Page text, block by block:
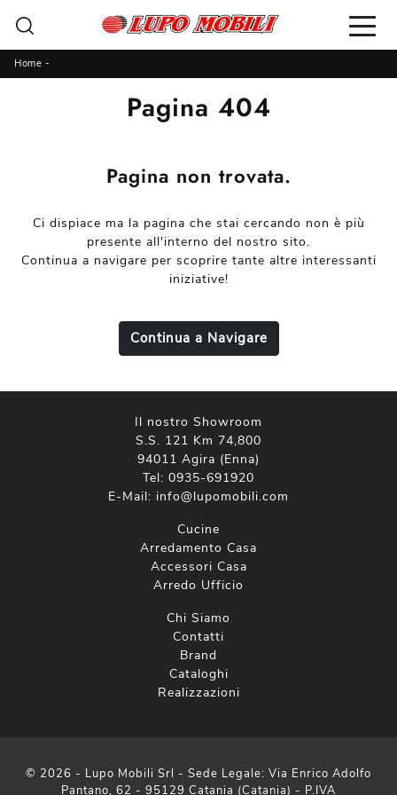
Home -
Pagina 404
Pagina non trovata.
Ci dispiace ma la pagina che stai cercando non è più
presente all'interno del nostro sito.
Continua a navigare per scoprire tante altre interessanti
iniziative!
Continua a Navigare
Il nostro Showroom
S.S. 121 Km 74,800
94011 Agira (Enna)
Tel: 0935-691920
E-Mail: info@lupomobili.com
Cucine
Arredamento Casa
Accessori Casa
Arredo Ufficio
Chi Siamo
Contatti
Brand
Cataloghi
Realizzazioni
© 2026 - Lupo Mobili Srl - Sede Legale: Via Enrico Adolfo
Pantano, 62 - 95129 Catania (Catania) - P.IVA